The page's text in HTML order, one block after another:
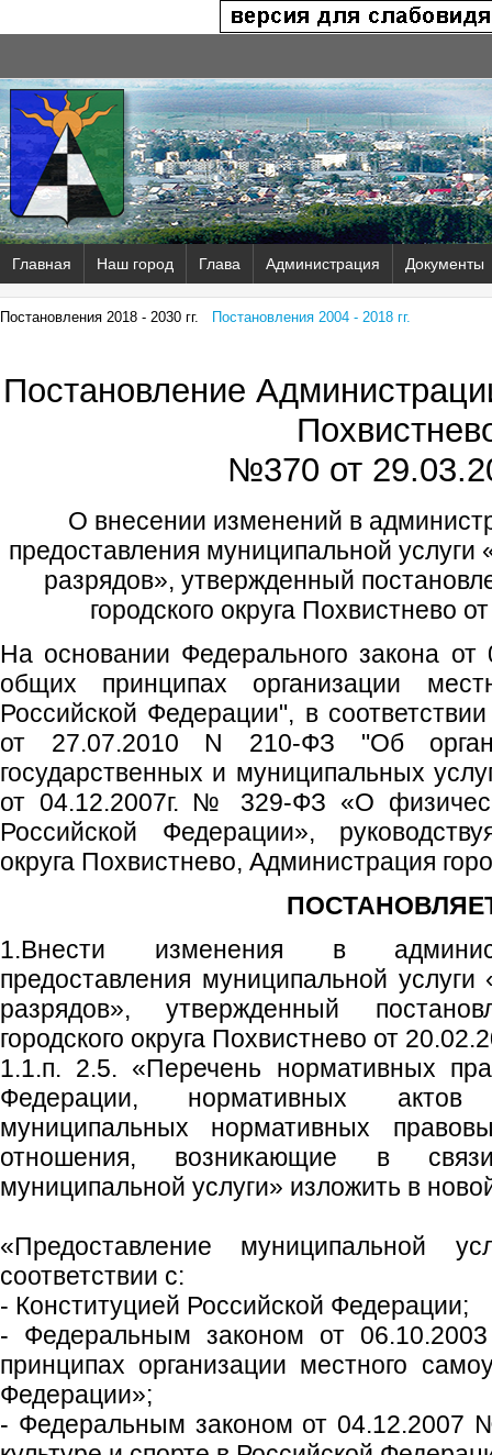
Главная Наш город Глава Администрация Документы
Постановления 2018 - 2030 гг. Постановления 2004 - 2018 гг.
Постановление
№370 от
О внесении изменений в
предоставления муниципальной
разрядов», утвержденный
городского округа Похвистнево
На основании Федерального закона
общих принципах организации
Российской Федерации", в
от 27.07.2010 N 210-ФЗ "Об
государственных и муниципальных
от 04.12.2007г. № 329-ФЗ «О
Российской Федерации»,
округа Похвистнево, Администрация
1.Внести изменения в
предоставления муниципальной
разрядов», утвержденный
городского округа Похвистнево от
1.1.п. 2.5. «Перечень нормативных
Федерации, нормативных актов
муниципальных нормативных
отношения, возникающие в
муниципальной услуги» изложить в
«Предоставление муниципальной
соответствии с:
- Конституцией Российской Федерации;
- Федеральным законом от
принципах организации местного
Федерации»;
- Федеральным законом от